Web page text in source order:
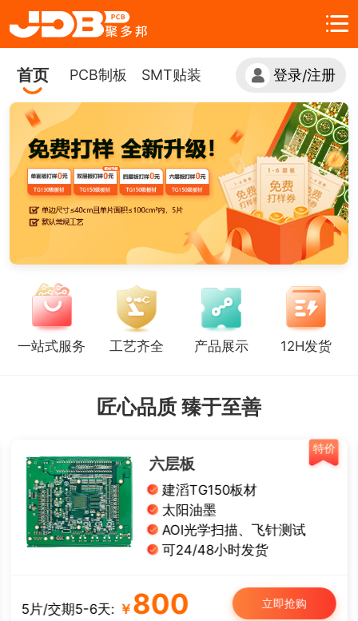
首页 PCB制板 SMT贴装 登录/注册
一站式服务 工艺齐全 产品展示 12H发货
匠心品质 臻于至善
特价
单面铝基板
导热系数1W
有铅喷锡、白油黑字
板厚： 1.0/1.2/1.6 mm
可12/24小时发货
5片/交期3-4天:￥50 立即抢购